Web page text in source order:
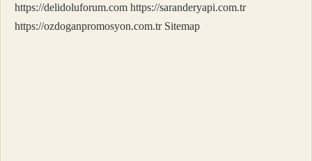
https://delidoluforum.com https://saranderyapi.com.tr
https://ozdoganpromosyon.com.tr Sitemap